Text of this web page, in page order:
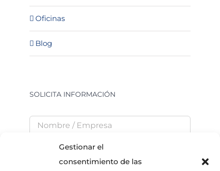
Gestionar el
consentimiento de las
Oficinas
Blog
SOLICITA INFORMACIÓN